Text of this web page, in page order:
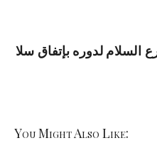
السلام لدوره بإتفاق سلا
You Might Also Like: